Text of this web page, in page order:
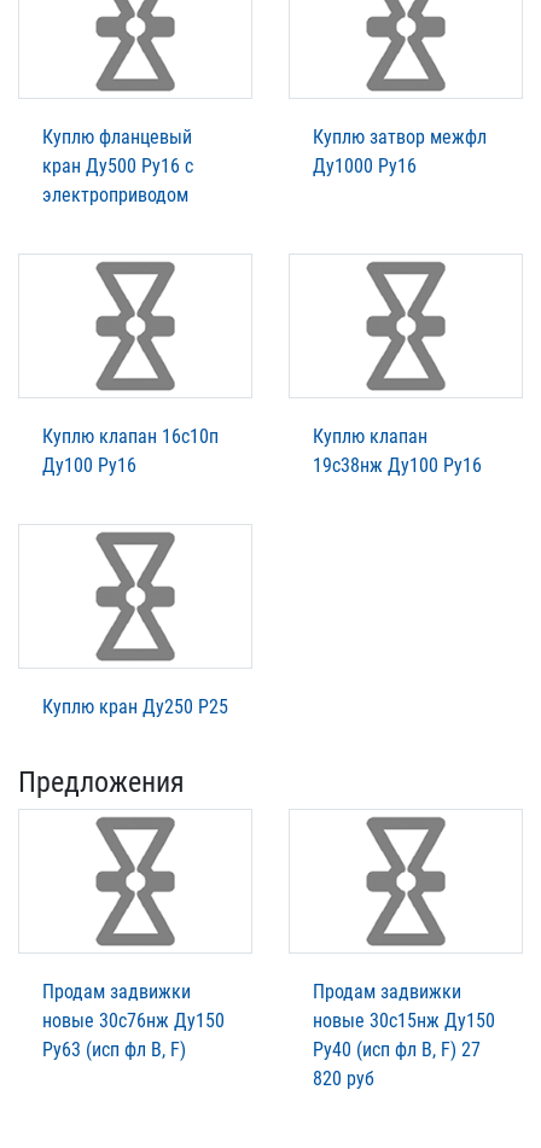
Куплю фланцевый
кран Ду500 Ру16 с
электроприводом
Куплю затвор межфл
Ду1000 Ру16
Куплю клапан 16с10п
Ду100 Ру16
Куплю клапан
19с38нж Ду100 Ру16
Куплю кран Ду250 Р25
Предложения
Продам задвижки
новые 30с76нж Ду150
Ру63 (исп фл В, F)
Продам задвижки
новые 30с15нж Ду150
Ру40 (исп фл В, F) 27
820 руб